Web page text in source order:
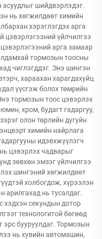
асуудлыг шийдвэрлэдэг.
нь хөгжилдөөт химийн
хэрэглэгдэх арга
цэвэрлэгээний үйлчилгээ
арга замаар
тормозын тоосны
чиглэгддэг. Энэ шингэн
хараахан харагдахуйц
үүсгэж болох төмрийн
тормозын тоос цэвэрлэх
хром, будагт гадаргуу,
олон төрлийн дугуйн
химийн найрлага
идэвхжүүлэгч
цэвэрлэх чадварыг
зөвхөн эмзэг үйлчилгээ
шингэний хөгжилдөөт
холбогдож, хүрээлэн
арилгахад нь тусалдаг.
хэдхэн секундын дотор
технологитой бөгөөд
эрс бууруулдаг. Тормозын
нь хувийн автомашин,